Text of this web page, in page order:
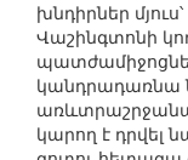
խնդիրներ
Վաշինգտոնի
կանդրադառնա
կարող է